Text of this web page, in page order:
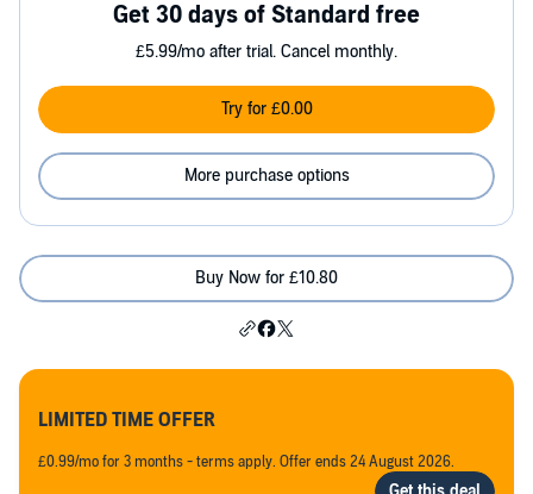
Get 30 days of Standard free
£5.99/mo after trial. Cancel monthly.
Try for £0.00
More purchase options
Buy Now for £10.80
LIMITED TIME OFFER
£0.99/mo for 3 months - terms apply. Offer ends 24 August 2026.